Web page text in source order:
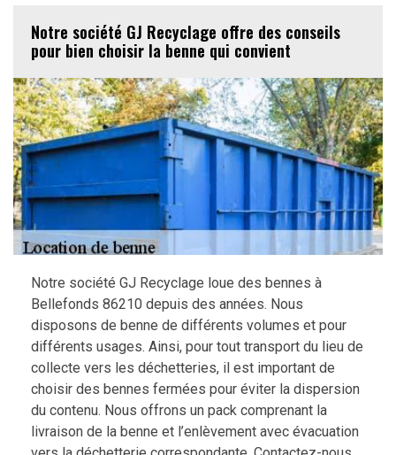
Notre société GJ Recyclage offre des conseils
pour bien choisir la benne qui convient
Notre société GJ Recyclage loue des bennes à
Bellefonds 86210 depuis des années. Nous
disposons de benne de différents volumes et pour
différents usages. Ainsi, pour tout transport du lieu de
collecte vers les déchetteries, il est important de
choisir des bennes fermées pour éviter la dispersion
du contenu. Nous offrons un pack comprenant la
livraison de la benne et l’enlèvement avec évacuation